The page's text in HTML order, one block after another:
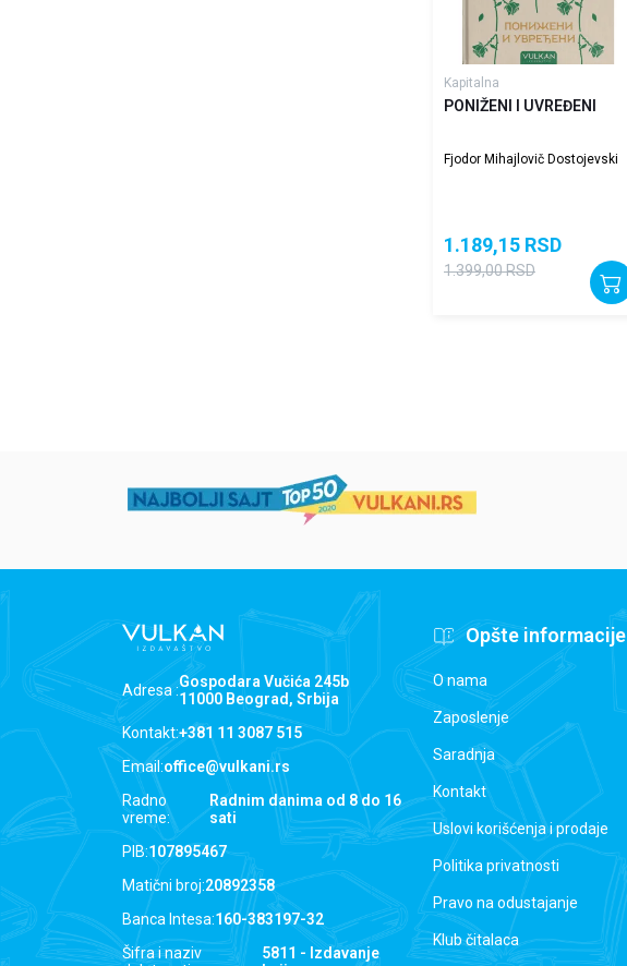
Kapitalna
PONIŽENI I UVREĐENI
Fjodor Mihajlovič Dostojevski
1.189,15 RSD
1.399,00RSD
Adresa :Gospodara Vučića 245b
11000 Beograd, Srbija
Kontakt:+381 11 3087 515
Email:office@vulkani.rs
Radno
vreme:
Radnim danima od 8 do 16
sati
PIB:107895467
Matični broj:20892358
Banca Intesa:160-383197-32
Šifra i naziv
5811 - Izdavanje
Opšte informacije
O nama
Zaposlenje
Saradnja
Kontakt
Uslovi korišćenja i prodaje
Politika privatnosti
Pravo na odustajanje
Klub čitalaca